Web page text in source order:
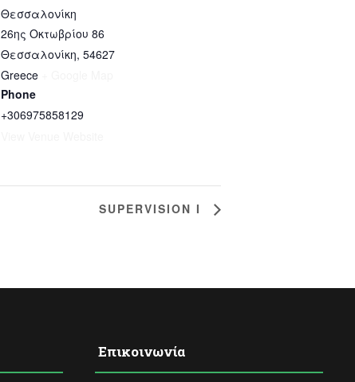
Θεσσαλονίκη
26ης Οκτωβρίου 86
Θεσσαλονίκη, 54627
Greece
Phone
+306975858129
SUPERVISION I
Επικοινωνία